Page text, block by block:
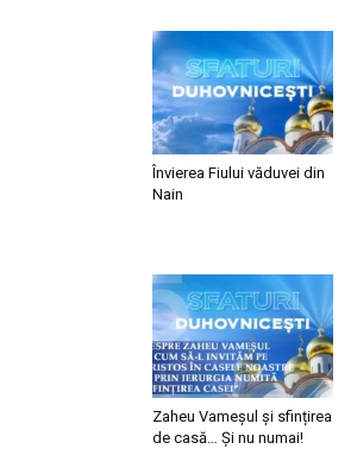
Învierea Fiului văduvei din
Nain
Zaheu Vameșul și sfințirea
de casă… Și nu numai!